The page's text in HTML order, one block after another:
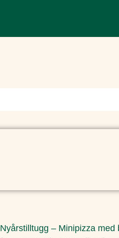
Nyårstilltugg – Minipizza